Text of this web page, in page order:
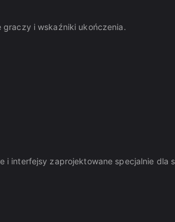
i wskaźniki ukończenia.
interfejsy zaprojektowane specjalnie dla